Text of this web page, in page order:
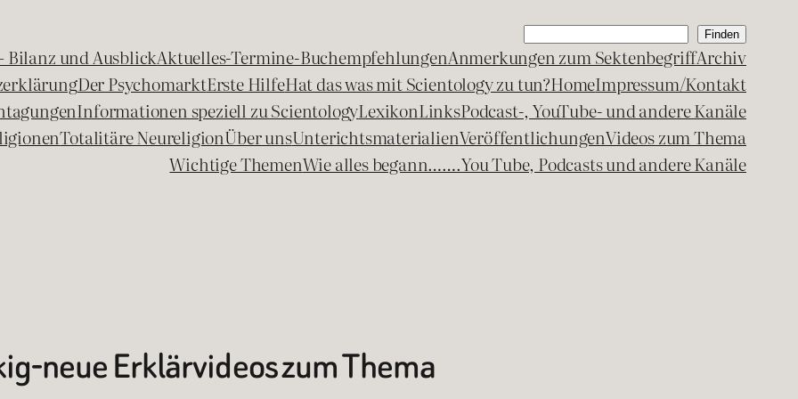
Suchen Finden
Bilanz und AusblickAktuelles-Termine-BuchempfehlungenAnmerkungen zum SektenbegriffArchiv
Der PsychomarktErste HilfeHat das was mit Scientology zu tun?HomeImpressum/Kontakt
Informationen speziell zu ScientologyLexikonLinksPodcast-, YouTube- und andere Kanäle
Totalitäre NeureligionÜber unsUnterichtsmaterialienVeröffentlichungenVideos zum Thema
Wichtige ThemenWie alles begann…….You Tube, Podcasts und andere Kanäle
neue Erklärvideos zum Thema